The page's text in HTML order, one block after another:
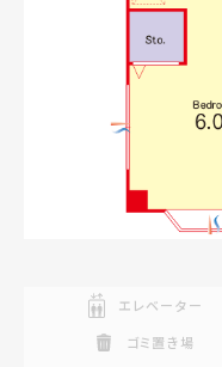
エレベーター
ゴミ置き場